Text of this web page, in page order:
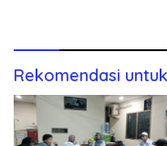
Rekomendasi